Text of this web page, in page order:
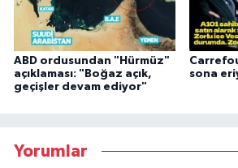
ABD ordusundan "Hürmüz"
açıklaması: "Boğaz açık,
geçişler devam ediyor"
sona
Yorumlar